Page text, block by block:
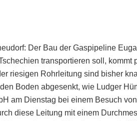
Der Bau der Gaspipeline
transportieren soll,
riesigen Rohrleitung sind bisher
Boden abgesenkt, wie Ludger
am Dienstag bei einem Besuch
diese Leitung mit einem